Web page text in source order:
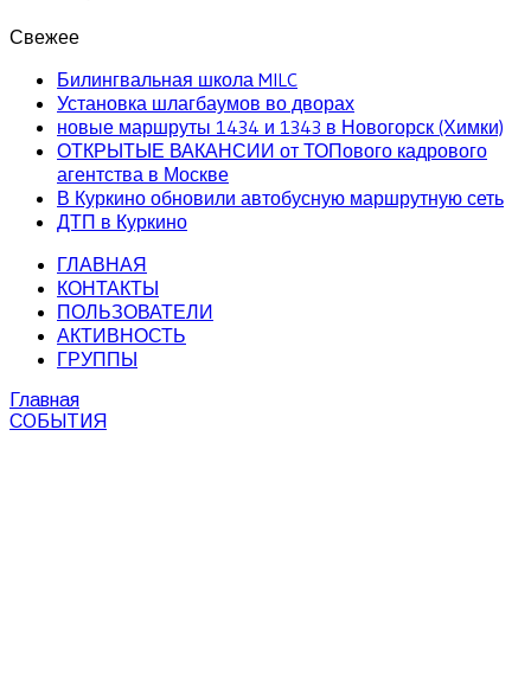
Свежее
Билингвальная школа MILC
Установка шлагбаумов во дворах
новые маршруты 1434 и 1343 в Новогорск (Химки)
ОТКРЫТЫЕ ВАКАНСИИ от ТОПового кадрового
агентства в Москве
В Куркино обновили автобусную маршрутную сеть
ДТП в Куркино
ГЛАВНАЯ
КОНТАКТЫ
ПОЛЬЗОВАТЕЛИ
АКТИВНОСТЬ
ГРУППЫ
Главная
СОБЫТИЯ